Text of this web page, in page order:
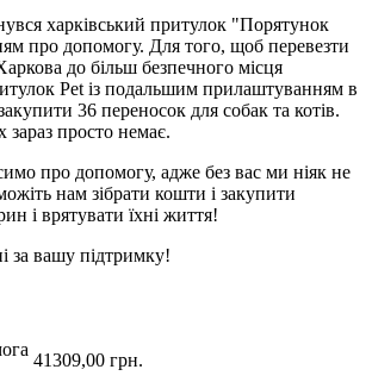
харківський притулок "Порятунок
про допомогу. Для того, щоб перевезти
до більш безпечного місця
Pet із подальшим прилаштуванням в
36 переносок для собак та котів.
просто немає.
про допомогу, адже без вас ми ніяк не
нам зібрати кошти і закупити
і врятувати їхні життя!
за вашу підтримку!
41309,00 грн.